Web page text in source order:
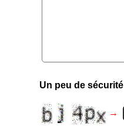
Un peu de sécurité
→